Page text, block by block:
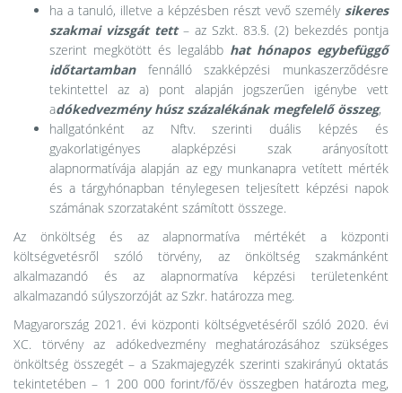
ha a tanuló, illetve a képzésben részt vevő személy sikeres
szakmai vizsgát tett– az Szkt. 83.§. (2) bekezdés pontja
szerint megkötött és legalább hat hónapos egybefüggő
időtartambanfennálló szakképzési munkaszerződésre
tekintettel az a) pont alapján jogszerűen igénybe vett
adókedvezmény húsz százalékának megfelelő összeg,
hallgatónként az Nftv. szerinti duális képzés és
gyakorlatigényes alapképzési szak arányosított
alapnormatívája alapján az egy munkanapra vetített mérték
és a tárgyhónapban ténylegesen teljesített képzési napok
számának szorzataként számított összege.
Az önköltség és az alapnormatíva mértékét a központi
költségvetésről szóló törvény, az önköltség szakmánként
alkalmazandó és az alapnormatíva képzési területenként
alkalmazandó súlyszorzóját az Szkr. határozza meg.
Magyarország 2021. évi központi költségvetéséről szóló 2020. évi
XC. törvény az adókedvezmény meghatározásához szükséges
önköltség összegét – a Szakmajegyzék szerinti szakirányú oktatás
tekintetében – 1 200 000 forint/fő/év összegben határozta meg,